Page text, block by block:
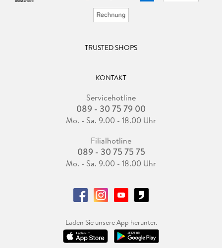
TRUSTED SHOPS
KONTAKT
Servicehotline
089 - 30 75 79 00
Mo. - Sa. 9.00 - 18.00 Uhr
Filialhotline
089 - 30 75 75 75
Mo. - Sa. 9.00 - 18.00 Uhr
Laden Sie unsere App herunter.